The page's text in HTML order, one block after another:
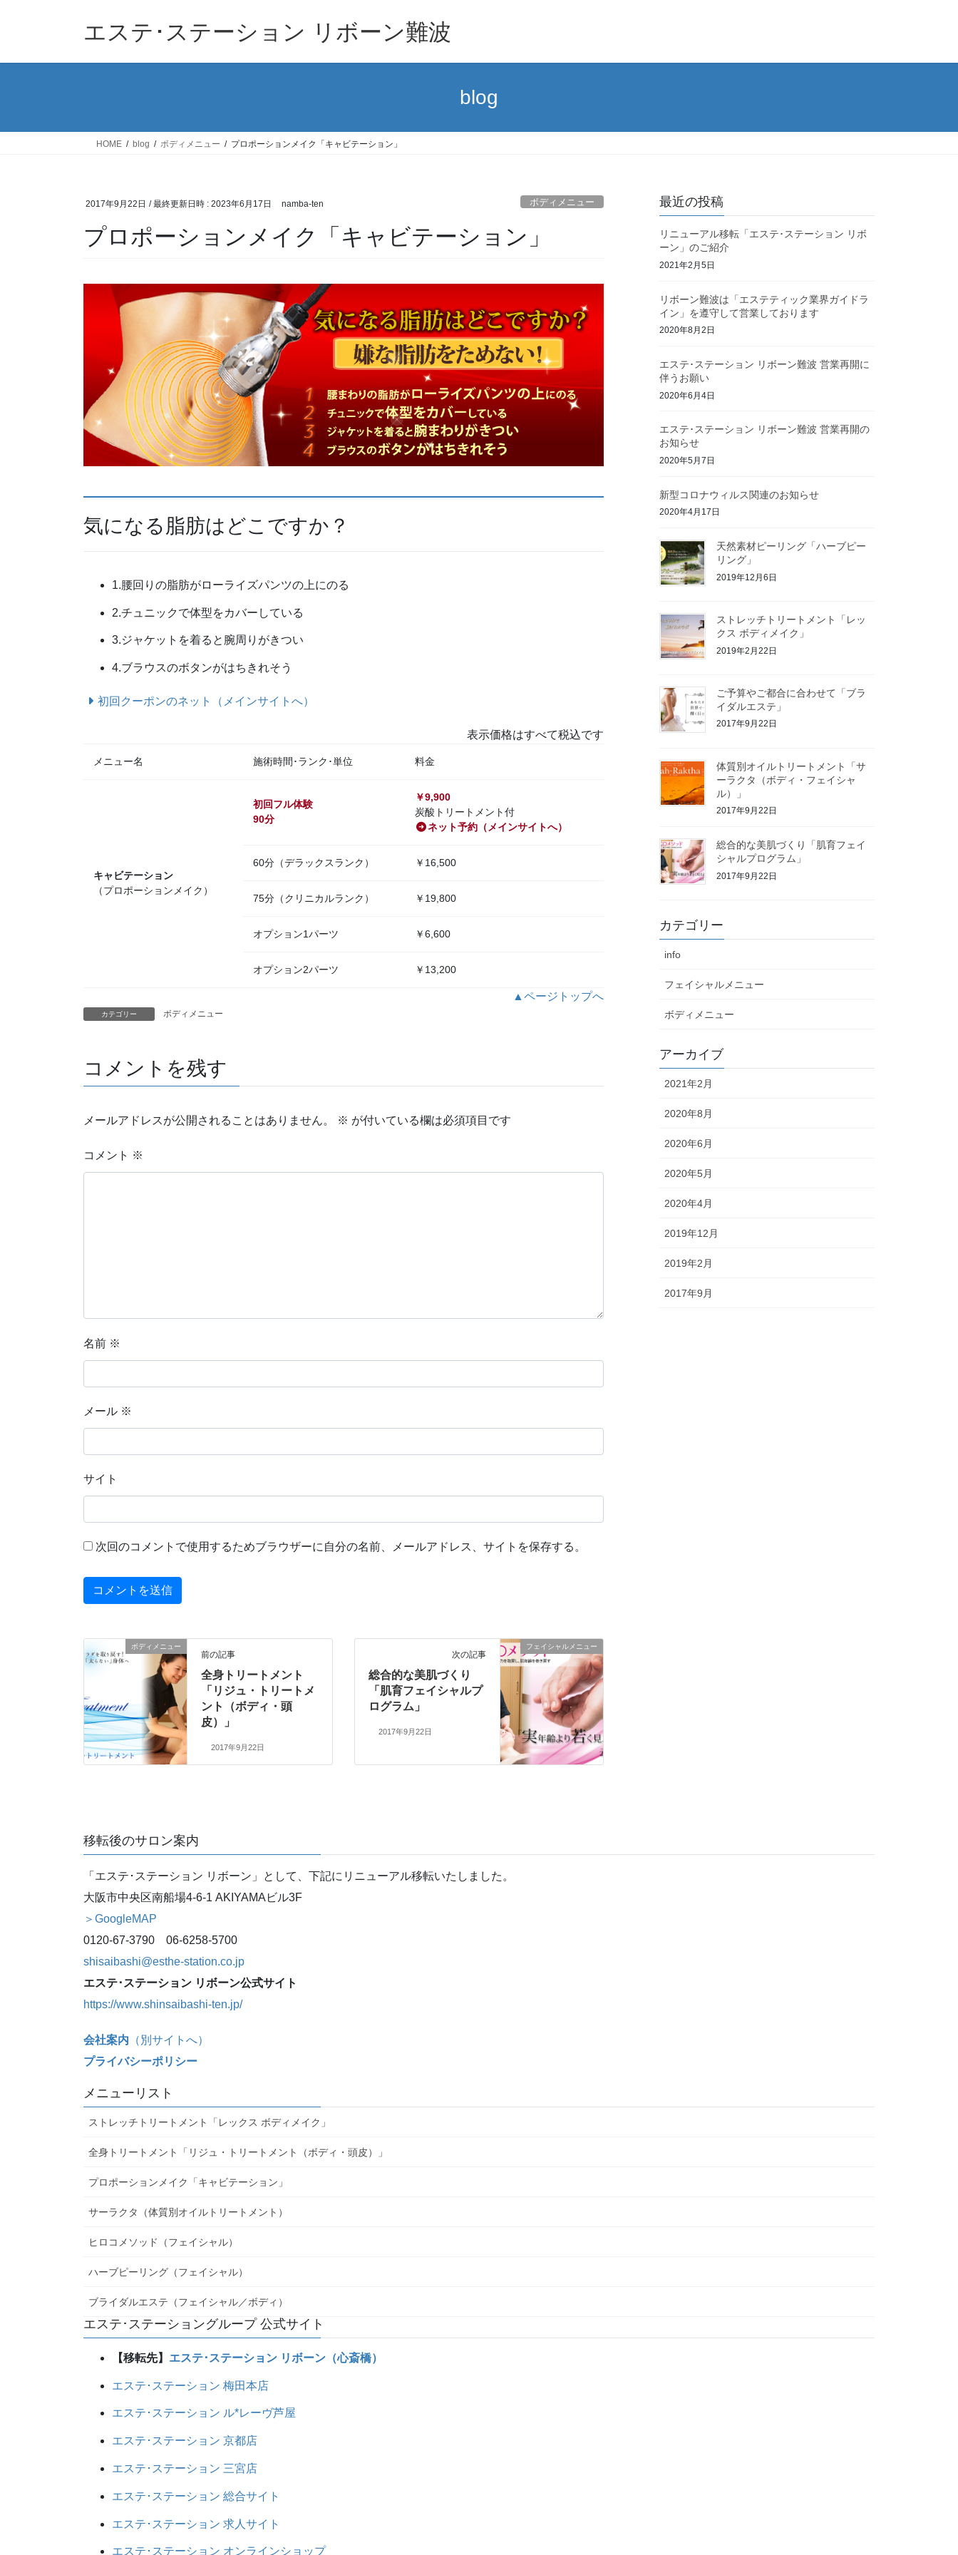
エステ･ステーション リボーン難波
blog
HOME blog ボディメニュー プロポーションメイク「キャビテーション」
2017年9月22日 / 最終更新日時 : 2023年6月17日 namba-ten ボディメニュー
プロポーションメイク「キャビテーション」
気になる脂肪はどこですか？
1.腰回りの脂肪がローライズパンツの上にのる
2.チュニックで体型をカバーしている
3.ジャケットを着ると腕周りがきつい
4.ブラウスのボタンがはちきれそう
初回クーポンのネット（メインサイトへ）
表示価格はすべて税込です
メニュー名 施術時間･ランク･単位 料金
キャビテーション
（プロポーションメイク）
初回フル体験
90分
￥9,900
炭酸トリートメント付
ネット予約（メインサイトへ）
60分（デラックスランク） ￥16,500
75分（クリニカルランク） ￥19,800
オプション1パーツ ￥6,600
オプション2パーツ ￥13,200
▲ページトップへ
カテゴリー ボディメニュー
コメントを残す
メールアドレスが公開されることはありません。 ※ が付いている欄は必須項目です
コメント ※
名前 ※
メール ※
サイト
次回のコメントで使用するためブラウザーに自分の名前、メールアドレス、サイトを保存する。
ボディメニュー
前の記事
全身トリートメント
「リジュ・トリートメ
ント（ボディ・頭
皮）」
2017年9月22日
フェイシャルメニュー
次の記事
総合的な美肌づくり
「肌育フェイシャルプ
ログラム」
2017年9月22日
最近の投稿
リニューアル移転「エステ･ステーション リボ
ーン」のご紹介
2021年2月5日
リボーン難波は「エステティック業界ガイドラ
イン」を遵守して営業しております
2020年8月2日
エステ･ステーション リボーン難波 営業再開に
伴うお願い
2020年6月4日
エステ･ステーション リボーン難波 営業再開の
お知らせ
2020年5月7日
新型コロナウィルス関連のお知らせ
2020年4月17日
天然素材ピーリング「ハーブピー
リング」
2019年12月6日
ストレッチトリートメント「レッ
クス ボディメイク」
2019年2月22日
ご予算やご都合に合わせて「ブラ
イダルエステ」
2017年9月22日
体質別オイルトリートメント「サ
ーラクタ（ボディ・フェイシャ
ル）」
2017年9月22日
総合的な美肌づくり「肌育フェイ
シャルプログラム」
2017年9月22日
カテゴリー
info
フェイシャルメニュー
ボディメニュー
アーカイブ
2021年2月
2020年8月
2020年6月
2020年5月
2020年4月
2019年12月
2019年2月
2017年9月
移転後のサロン案内
「エステ･ステーション リボーン」として、下記にリニューアル移転いたしました。
大阪市中央区南船場4-6-1 AKIYAMAビル3F
＞GoogleMAP
0120-67-3790 06-6258-5700
shisaibashi@esthe-station.co.jp
エステ･ステーション リボーン公式サイト
https://www.shinsaibashi-ten.jp/
会社案内 （別サイトへ）
プライバシーポリシー
メニューリスト
ストレッチトリートメント「レックス ボディメイク」
全身トリートメント「リジュ・トリートメント（ボディ・頭皮）」
プロポーションメイク「キャビテーション」
サーラクタ（体質別オイルトリートメント）
ヒロコメソッド（フェイシャル）
ハーブピーリング（フェイシャル）
ブライダルエステ（フェイシャル／ボディ）
エステ･ステーショングループ 公式サイト
【移転先】 エステ･ステーション リボーン（心斎橋）
エステ･ステーション 梅田本店
エステ･ステーション ル*レーヴ芦屋
エステ･ステーション 京都店
エステ･ステーション 三宮店
エステ･ステーション 総合サイト
エステ･ステーション 求人サイト
エステ･ステーション オンラインショップ